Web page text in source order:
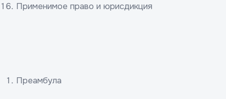
Применимое право и юрисдикция
Преамбула